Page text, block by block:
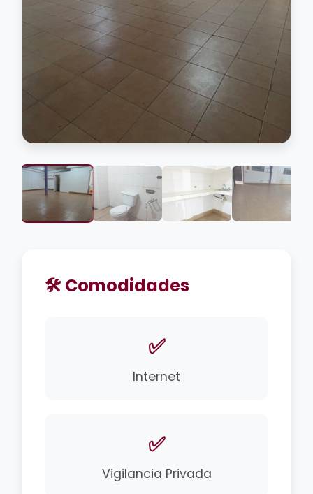
🛠️ Comodidades
✅
Internet
✅
Vigilancia Privada